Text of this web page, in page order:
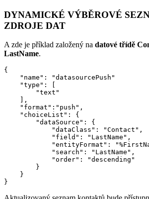
DYNAMICKÉ VÝBĚROVÉ
ZDROJE DAT
A zde je příklad založený na datové třídě
LastName.
{
    "name": "datasourcePush"
    "type": [
        "text"
    ],
    "format":"push",
    "choiceList": {
        "dataSource": {
            "dataClass": "Contact",
            "field": "LastName",
"entityFormat":
            "search": "LastName",
            "order": "descending"
        }
    }
}